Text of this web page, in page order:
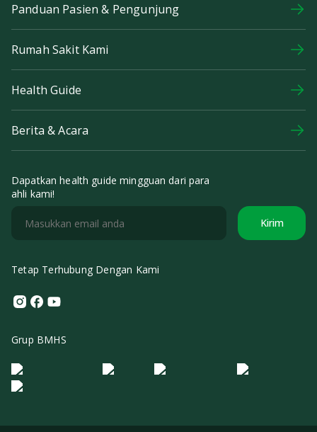
Panduan Pasien & Pengunjung
Rumah Sakit Kami
Health Guide
Berita & Acara
Dapatkan health guide mingguan dari para
ahli kami!
Kirim
Tetap Terhubung Dengan Kami
Instagram
Facebook
Youtube
Grup BMHS
Logo Morula IFV Logo ER
Logo Diagnos
Logo IRSI